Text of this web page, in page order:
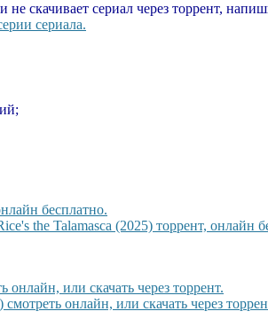
скачивает сериал через торрент,
сериала.
бесплатно.
the Talamasca (2025) торрент, онлайн
или скачать через торрент.
онлайн, или скачать через